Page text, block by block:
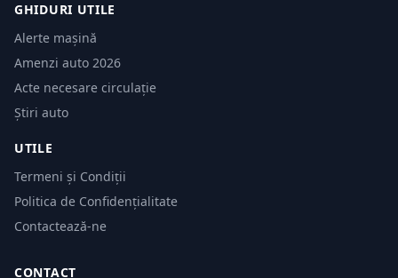
GHIDURI UTILE
Alerte mașină
Amenzi auto 2026
Acte necesare circulație
Știri auto
UTILE
Termeni și Condiții
Politica de Confidențialitate
Contactează-ne
CONTACT